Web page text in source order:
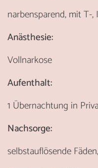
narbensparend, mit T-
Anästhesie:
Vollnarkose
Aufenthalt:
1 Übernachtung in
Nachsorge:
selbstauflösende